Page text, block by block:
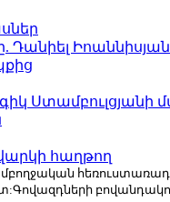
Դանիել Իոաննիսյան
Ստամբուլցյանի
հաղթող